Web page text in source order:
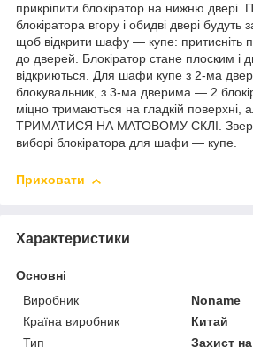
прикріпити блокіратор на нижню двері.
блокіратора вгору і обидві двері будуть
щоб відкрити шафу ― купе: притисніть
до дверей. Блокіратор стане плоским і
відкриються. Для шафи купе з 2-ма
блокувальник, з 3-ма дверима ― 2
міцно тримаються на гладкій
ТРИМАТИСЯ НА МАТОВОМУ СКЛІ.
виборі блокіратора для шафи ― купе.
Приховати
Характеристики
Основні
Виробник
Noname
Країна виробник
Китай
Тип
Захист